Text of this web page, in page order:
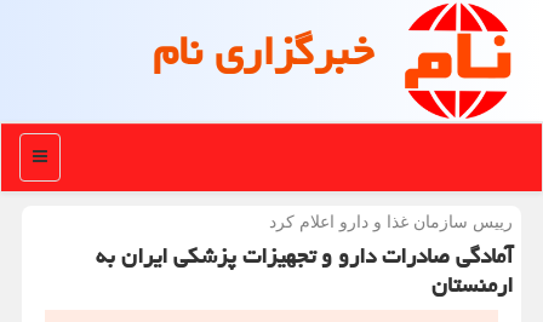
خبرگزاری نام
منو
رییس سازمان غذا و دارو اعلام كرد
آمادگی صادرات دارو و تجهیزات پزشکی ایران به
ارمنستان